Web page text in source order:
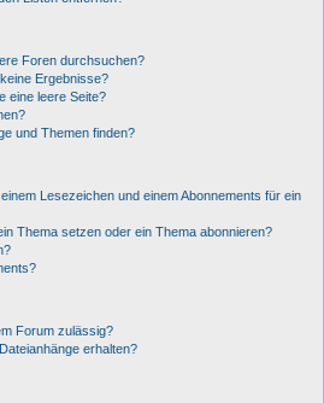
Foren durchsuchen?
Ergebnisse?
eine leere Seite?
und Themen finden?
Lesezeichen und einem Abonnements für ein
Thema setzen oder ein Thema abonnieren?
Forum zulässig?
erhalten?